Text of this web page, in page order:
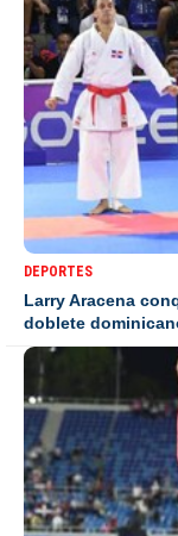
DEPORTES
Larry Aracena
doblete